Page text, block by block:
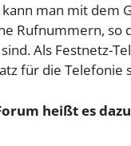
man mit dem
Rufnummern, so
Als Festnetz-
für die Telefonie
heißt es